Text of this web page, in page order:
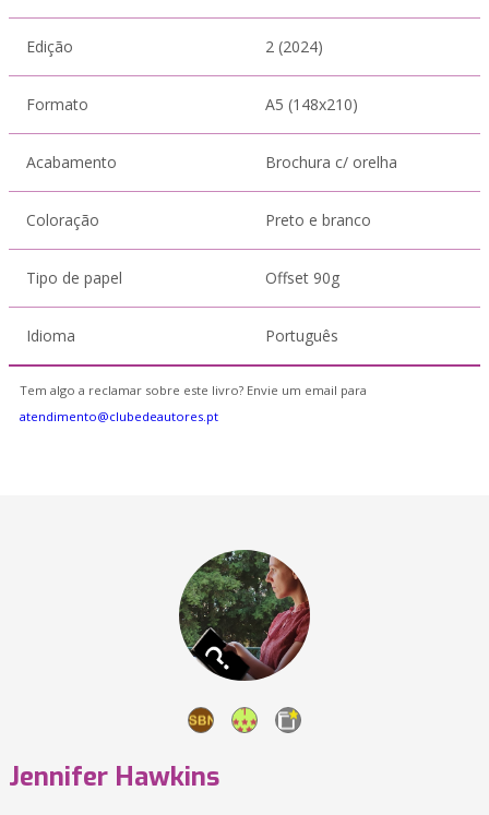
Edição 2 (2024)
Formato A5 (148x210)
Acabamento Brochura c/ orelha
Coloração Preto e branco
Tipo de papel Offset 90g
Idioma Português
Tem algo a reclamar sobre este livro? Envie um email para
atendimento@clubedeautores.pt
Jennifer Hawkins